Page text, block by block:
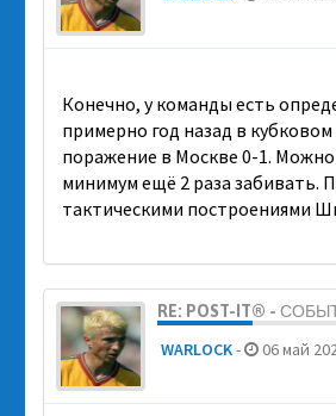
Конечно, у команды есть
примерно год назад в
поражение в Москве 0-1.
минимум ещё 2 раза забивать.
тактическими построениями
RE: POST-IT® -
WARLOCK- 06 май